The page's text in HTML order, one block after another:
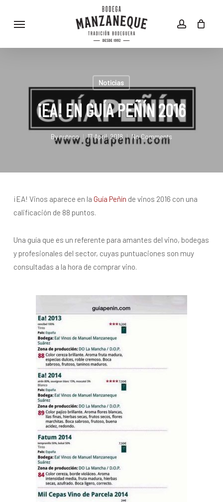
content
account
Menu
Noticias
¡EA! EN GUÍA PEÑÍN 2016
Bynuteco 17 April, 2018 No Comments
¡EA! Vinos aparece en la Guía Peñín de vinos 2016 con una
calificación de 88 puntos.
Una guía que es un referente para amantes del vino, bodegas
y profesionales del sector, cuyas puntuaciones son muy
consultadas a la hora de comprar vino.